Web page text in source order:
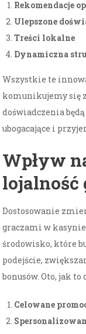
Rekomendacje
Ulepszone
Treści lokalne
Dynamiczna
Wszystkie te
komunikujemy się
doświadczenia
ubogacające i
Wpływ
lojalność
Dostosowanie
graczami w
środowisko, które
podejście,
bonusów. Oto, jak to
Celowane